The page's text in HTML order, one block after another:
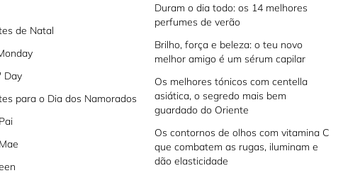
de Natal
Day
para o Dia dos Namorados
Duram o dia todo: os 14 melhores
perfumes de verão
Brilho, força e beleza: o teu novo
melhor amigo é um sérum capilar
Os melhores tónicos com centella
asiática, o segredo mais bem
guardado do Oriente
Os contornos de olhos com vitamina C
que combatem as rugas, iluminam e
dão elasticidade